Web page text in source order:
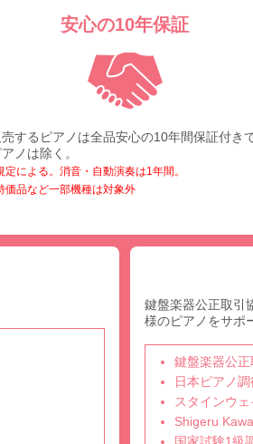
安心の10年保証
するピアノは全品安心の10年間保証付きで
ノは除く。
定による。消音・自動演奏は1年間。
品など一部機種は対象外
鍵盤楽器公正取引
様のピアノをサポ
鍵盤楽器公
日本ピアノ
スタインウ
Shigeru